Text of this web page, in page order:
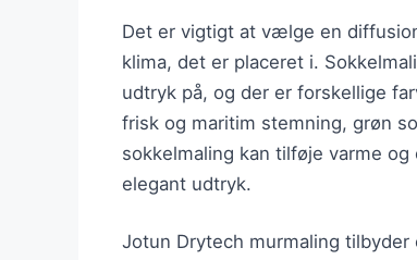
Det er vigtigt at vælge en
klima, det er placeret i.
udtryk på, og der er forskellige
frisk og maritim stemning, grøn
sokkelmaling kan tilføje varme
elegant udtryk.
Jotun Drytech murmaling